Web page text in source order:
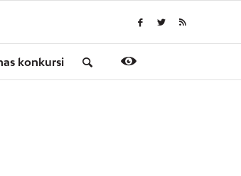
konkursi